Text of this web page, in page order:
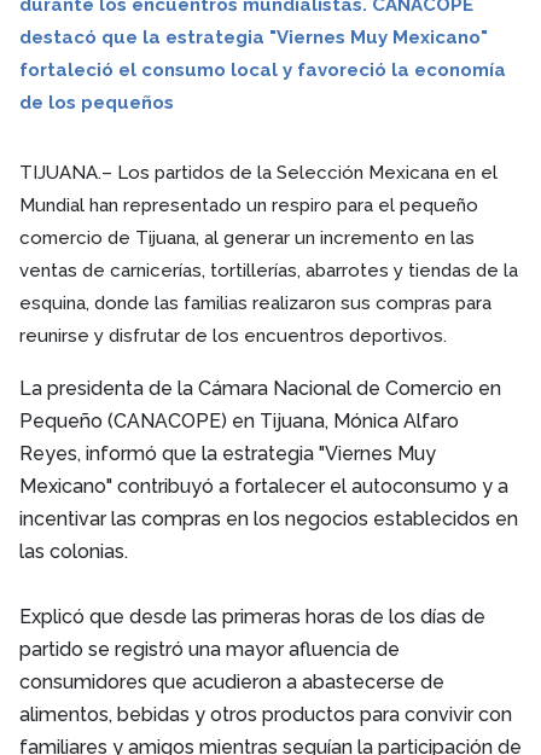
durante los encuentros mundialistas. CANACOPE
destacó que la estrategia "Viernes Muy Mexicano"
fortaleció el consumo local y favoreció la economía
de los pequeños
TIJUANA.– Los partidos de la Selección Mexicana en el
Mundial han representado un respiro para el pequeño
comercio de Tijuana, al generar un incremento en las
ventas de carnicerías, tortillerías, abarrotes y tiendas de la
esquina, donde las familias realizaron sus compras para
reunirse y disfrutar de los encuentros deportivos.
La presidenta de la Cámara Nacional de Comercio en
Pequeño (CANACOPE) en Tijuana, Mónica Alfaro
Reyes, informó que la estrategia "Viernes Muy
Mexicano" contribuyó a fortalecer el autoconsumo y a
incentivar las compras en los negocios establecidos en
las colonias.
Explicó que desde las primeras horas de los días de
partido se registró una mayor afluencia de
consumidores que acudieron a abastecerse de
alimentos, bebidas y otros productos para convivir con
familiares y amigos mientras seguían la participación de